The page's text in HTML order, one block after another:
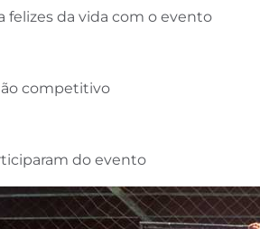
felizes da vida com o evento
competitivo
do evento